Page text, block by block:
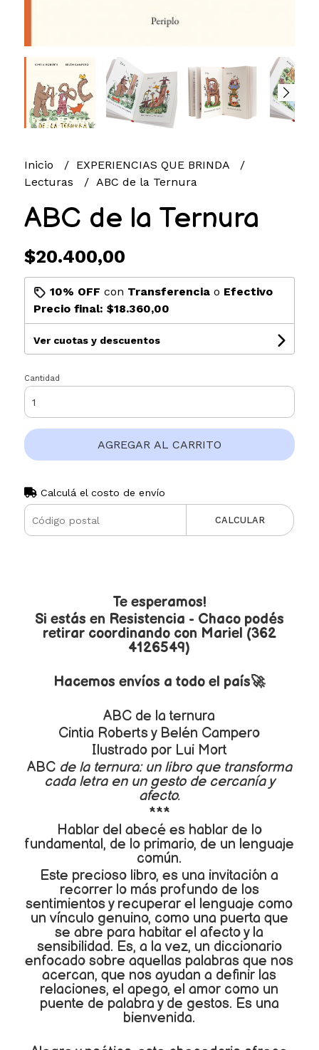
Inicio
EXPERIENCIAS QUE BRINDA
Lecturas
ABC de la Ternura
ABC de la Ternura
$20.400,00
10% OFF con Transferenciao Efectivo
Precio final: $18.360,00
Ver cuotas y descuentos
Cantidad
AGREGAR AL CARRITO
Calculá el costo de envío
CALCULAR
Te esperamos!
Si estás en Resistencia - Chaco podés
retirar coordinando con Mariel (362
4126549)
Hacemos envíos a todo el país🚀
ABC de la ternura
Cintia Roberts y Belén Campero
Ilustrado por Lui Mort
ABCde la ternura: un libro que transforma
cada letra en un gesto de cercanía y
afecto.
***
Hablar del abecé es hablar de lo
fundamental, de lo primario, de un lenguaje
común.
Este precioso libro, es una invitación a
recorrer lo más profundo de los
sentimientos y recuperar el lenguaje como
un vínculo genuino, como una puerta que
se abre para habitar el afecto y la
sensibilidad. Es, a la vez, un diccionario
enfocado sobre aquellas palabras que nos
acercan, que nos ayudan a definir las
relaciones, el apego, el amor como un
puente de palabra y de gestos. Es una
bienvenida.